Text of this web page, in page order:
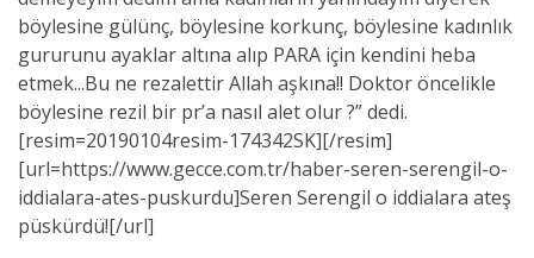
böylesine gülünç, böylesine korkunç, böylesine kadınlık
gururunu ayaklar altına alıp PARA için kendini heba
etmek...Bu ne rezalettir Allah aşkına!! Doktor öncelikle
böylesine rezil bir pr’a nasıl alet olur ?” dedi.
[resim=20190104resim-174342SK][/resim]
[url=https://www.gecce.com.tr/haber-seren-serengil-o-
iddialara-ates-puskurdu]Seren Serengil o iddialara ateş
püskürdü![/url]